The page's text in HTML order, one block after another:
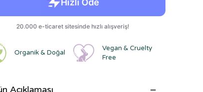
Organik & Doğal
Vegan & Cruelty
Free
Açıklaması